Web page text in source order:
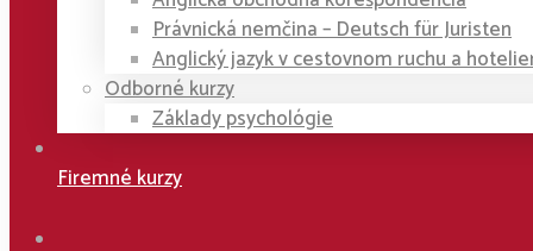
Právnická nemčina – Deutsch für Juristen
Anglický jazyk v cestovnom ruchu a
Odborné kurzy
Základy psychológie
Firemné kurzy